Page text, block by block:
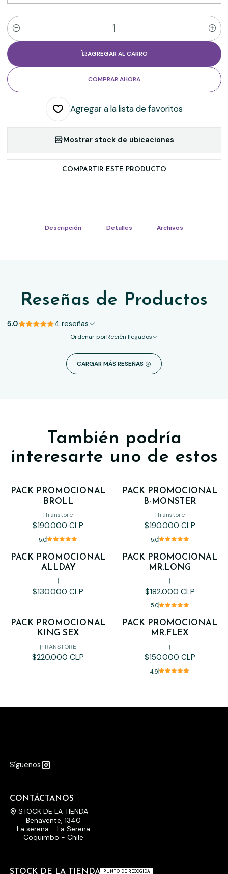
Cantidad
AGREGAR AL CARRO
COMPRAR AHORA
Agregar a la lista de favoritos
Mostrar stock de ubicaciones
COMPARTIR ESTE PRODUCTO
Descripción Detalles Archivos
Reseñas de Productos
5.0 4 reseñas
Ordenar porRecién llegados
CARGAR MÁS RESEÑAS
También podría
interesarte uno de estos
PACK PROMOCIONAL
BROLL
|Transtore
$190.000 CLP
5.0
PACK PROMOCIONAL
B-MONSTER
|Transtore
$190.000 CLP
5.0
PACK PROMOCIONAL
ALLDAY
|
$130.000 CLP
PACK PROMOCIONAL
MR.LONG
|
$182.000 CLP
5.0
Agotado
PACK PROMOCIONAL
KING SEX
|TRANSTORE
$220.000 CLP
PACK PROMOCIONAL
MR.FLEX
|
$150.000 CLP
4.9
Síguenos
CONTÁCTANOS
STOCK DE LA TIENDA
Benavente, 1340
La serena - La Serena
Coquimbo - Chile
STOCK DE LA TIENDA PUNTO DE RECOGIDA